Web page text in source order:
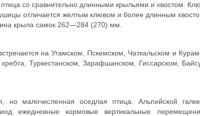
со сравнительно длинными крыльями и хвостом.
отличается желтым клювом и более длинным
крыла самок 262—284 (270) мм.
на Угамском, Пскемском, Чаткальском и
хребта, Туркестанском, Зарафшанском, Гиссарском,
но малочисленная оседлая птица. Альпийской
ежедневные кормовые вертикальные